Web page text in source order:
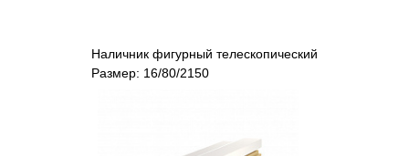
Наличник фигурный телескопический
Размер: 16/80/2150